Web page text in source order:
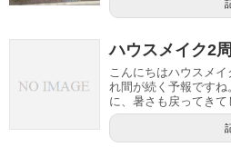
ハウスメイク2
こんにちはハウスメ
れ間が続く予報です
に、暑さも戻ってきて